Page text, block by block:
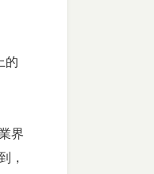
的
界
，